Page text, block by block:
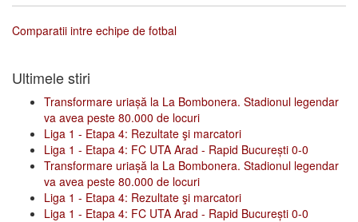
Comparatii intre echipe de fotbal
Ultimele stiri
Transformare uriașă la La Bombonera. Stadionul legendar
va avea peste 80.000 de locuri
Liga 1 - Etapa 4: Rezultate şi marcatori
Liga 1 - Etapa 4: FC UTA Arad - Rapid București 0-0
Transformare uriașă la La Bombonera. Stadionul legendar
va avea peste 80.000 de locuri
Liga 1 - Etapa 4: Rezultate şi marcatori
Liga 1 - Etapa 4: FC UTA Arad - Rapid București 0-0